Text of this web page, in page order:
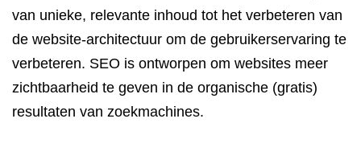
van unieke, relevante inhoud tot het verbeteren van
de website-architectuur om de gebruikerservaring te
verbeteren. SEO is ontworpen om websites meer
zichtbaarheid te geven in de organische (gratis)
resultaten van zoekmachines.